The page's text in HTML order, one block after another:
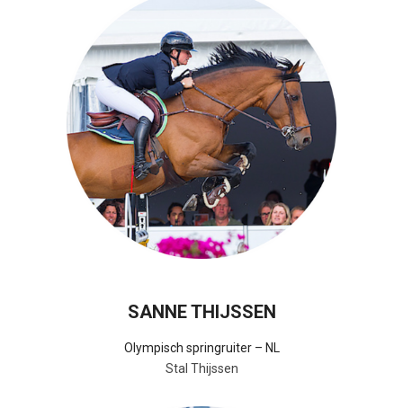
SANNE THIJSSEN
Olympisch springruiter – NL
Stal Thijssen